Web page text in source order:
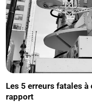
Les 5 erreurs fatales
rapport